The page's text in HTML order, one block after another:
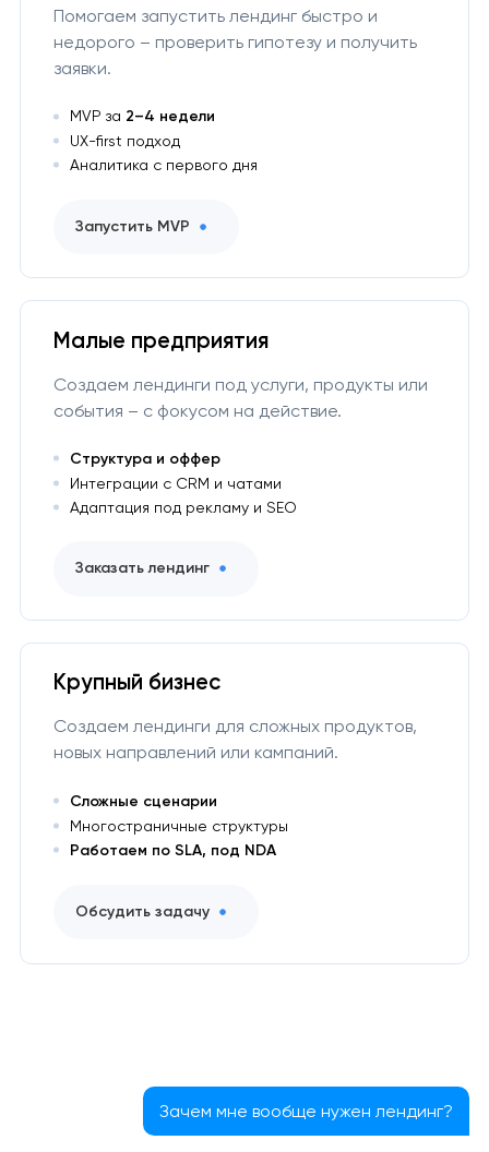
Помогаем запустить лендинг быстро и
недорого – проверить гипотезу и получить
заявки.
MVP за 2–4 недели
UX-first подход
Аналитика с первого дня
Запустить MVP
Малые предприятия
Создаем лендинги под услуги, продукты или
события – с фокусом на действие.
Структура и оффер
Интеграции с CRM и чатами
Адаптация под рекламу и SEO
Заказать лендинг
Крупный бизнес
Создаем лендинги для сложных продуктов,
новых направлений или кампаний.
Сложные сценарии
Многостраничные структуры
Работаем по SLA, под NDA
Обсудить задачу
Зачем мне вообще нужен лендинг?